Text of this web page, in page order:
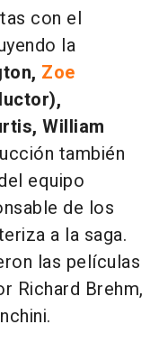
con el
la
Zoe
William
también
equipo
de los
a la saga.
las películas
Richard Brehm,